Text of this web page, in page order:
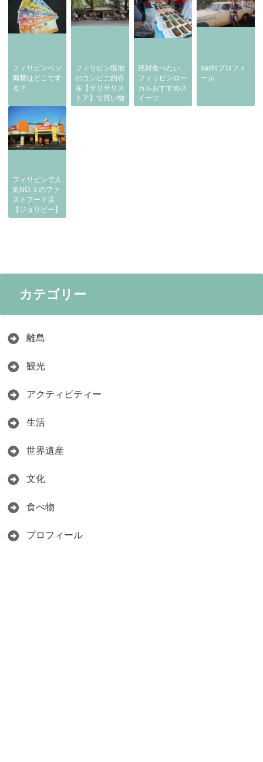
フィリピンペソ
両替はどこです
る？
フィリピン現地
のコンビニ的存
在【サリサリス
トア】で買い物
絶対食べたい
フィリピンロー
カルおすすめス
イーツ
sachiプロフィ
ール
フィリピンで人
気NO.１のファ
ストフード店
【ジョリビー】
カテゴリー
離島
観光
アクティビティー
生活
世界遺産
文化
食べ物
プロフィール